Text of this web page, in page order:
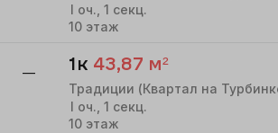
I оч., 1 секц.
10 этаж
— 1к 43,87 м²
Традиции (Квартал на
I оч., 1 секц.
10 этаж